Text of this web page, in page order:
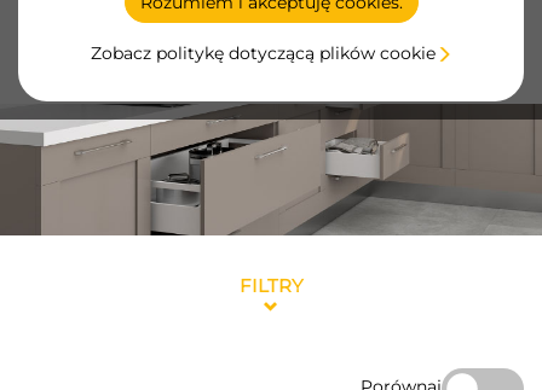
Zobacz politykę dotyczącą plików cookie
Akcesoria Concept firmy Emuca poprawiają funkcjonalność
i personalizację szuflad, z wykończeniami w kolorze białym i
antracytowym.
FILTRY